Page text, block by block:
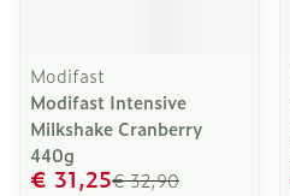
Modifast
Modifast Intensive
Milkshake Cranberry
440g
€ 32,90
€ 31,25